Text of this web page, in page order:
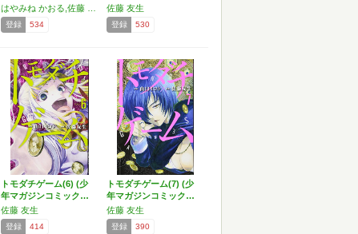
れ…
登録 534
佐藤 友生
登録 530
トモダチゲーム(6) (少
年マガジンコミック…
佐藤 友生
登録 414
トモダチゲーム(7) (少
年マガジンコミック…
佐藤 友生
登録 390